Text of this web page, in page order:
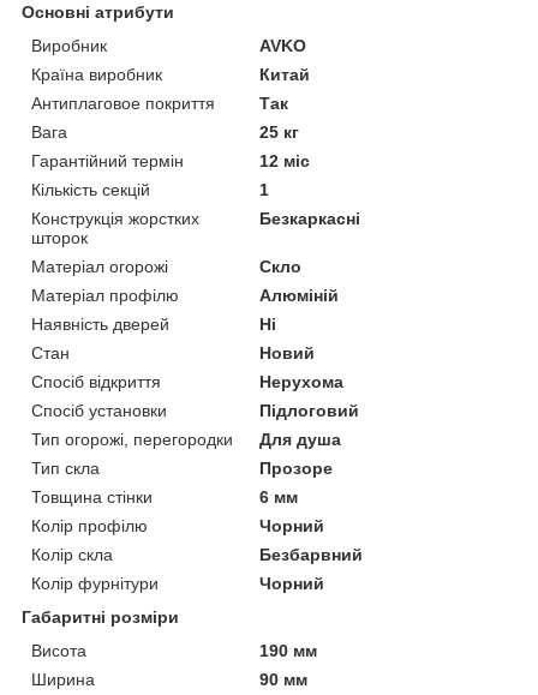
Основні атрибути
Виробник
AVKO
Країна виробник
Китай
Антиплаговое покриття
Так
Вага
25 кг
Гарантійний термін
12 міс
Кількість секцій
1
Конструкція жорстких
шторок
Безкаркасні
Матеріал огорожі
Скло
Матеріал профілю
Алюміній
Наявність дверей
Ні
Стан
Новий
Спосіб відкриття
Нерухома
Спосіб установки
Підлоговий
Тип огорожі, перегородки
Для душа
Тип скла
Прозоре
Товщина стінки
6 мм
Колір профілю
Чорний
Колір скла
Безбарвний
Колір фурнітури
Чорний
Габаритні розміри
Висота
190 мм
Ширина
90 мм